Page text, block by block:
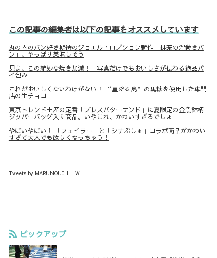
この記事の編集者は以下の記事をオススメしています
丸の内のパン好き期待のジョエル・ロブション新作「抹茶の渦巻きパ
ン」、やっぱり美味しそう
見よ、この絶妙な焼き加減！ 写真だけでもおいしさが伝わる絶品パ
イ包み
これがおいしくないわけがない！ “星降る島”の黒糖を使用した専門
店の生チョコ
東京トレンド土産の定番「プレスバターサンド」に夏限定の金魚鉢柄
ジッパーバッグ入り商品。いやこれ、かわいすぎるでしょ
やばいやばい！ 「フェイラー」と「シナぷしゅ」コラボ商品がかわい
すぎて大人でも欲しくなっちゃう！
Tweets by MARUNOUCHI_LW
ピックアップ